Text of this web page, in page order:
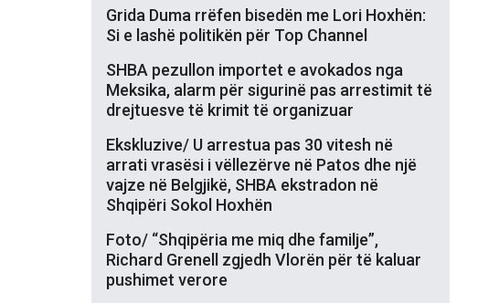
Grida Duma rrëfen bisedën me Lori Hoxhën:
Si e lashë politikën për Top Channel
SHBA pezullon importet e avokados nga
Meksika, alarm për sigurinë pas arrestimit të
drejtuesve të krimit të organizuar
Ekskluzive/ U arrestua pas 30 vitesh në
arrati vrasësi i vëllezërve në Patos dhe një
vajze në Belgjikë, SHBA ekstradon në
Shqipëri Sokol Hoxhën
Foto/ “Shqipëria me miq dhe familje”,
Richard Grenell zgjedh Vlorën për të kaluar
pushimet verore